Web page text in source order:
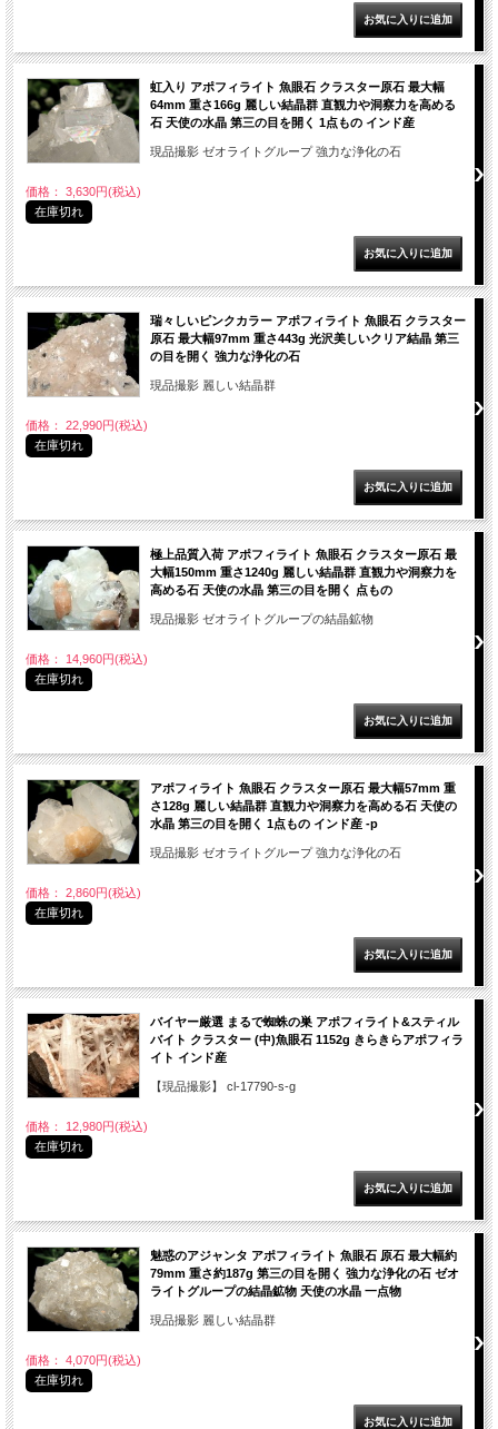
虹入り アポフィライト 魚眼石 クラスター原石 最大幅
64mm 重さ166g 麗しい結晶群 直観力や洞察力を高める
石 天使の水晶 第三の目を開く 1点もの インド産
現品撮影 ゼオライトグループ 強力な浄化の石
価格： 3,630円(税込)
在庫切れ
瑞々しいピンクカラー アポフィライト 魚眼石 クラスター
原石 最大幅97mm 重さ443g 光沢美しいクリア結晶 第三
の目を開く 強力な浄化の石
現品撮影 麗しい結晶群
価格： 22,990円(税込)
在庫切れ
極上品質入荷 アポフィライト 魚眼石 クラスター原石 最
大幅150mm 重さ1240g 麗しい結晶群 直観力や洞察力を
高める石 天使の水晶 第三の目を開く 点もの
現品撮影 ゼオライトグループの結晶鉱物
価格： 14,960円(税込)
在庫切れ
アポフィライト 魚眼石 クラスター原石 最大幅57mm 重
さ128g 麗しい結晶群 直観力や洞察力を高める石 天使の
水晶 第三の目を開く 1点もの インド産 -p
現品撮影 ゼオライトグループ 強力な浄化の石
価格： 2,860円(税込)
在庫切れ
バイヤー厳選 まるで蜘蛛の巣 アポフィライト&スティル
バイト クラスター (中)魚眼石 1152g きらきらアポフィラ
イト インド産
【現品撮影】 cl-17790-s-g
価格： 12,980円(税込)
在庫切れ
魅惑のアジャンタ アポフィライト 魚眼石 原石 最大幅約
79mm 重さ約187g 第三の目を開く 強力な浄化の石 ゼオ
ライトグループの結晶鉱物 天使の水晶 一点物
現品撮影 麗しい結晶群
価格： 4,070円(税込)
在庫切れ